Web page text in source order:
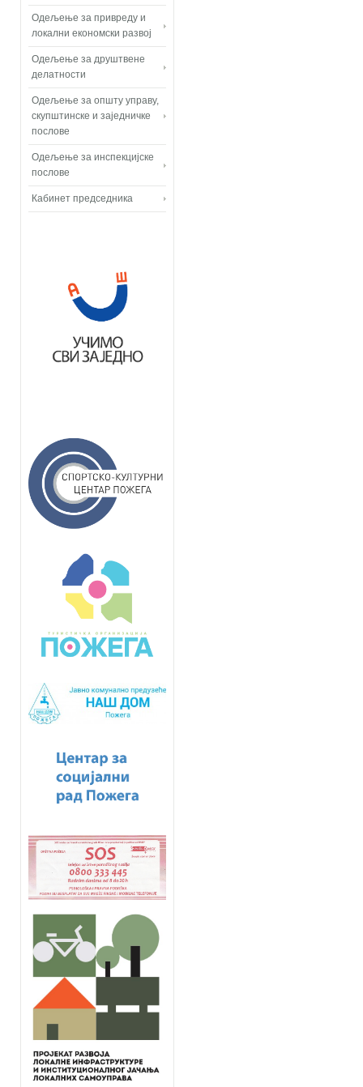
Одељење за привреду и
локални економски развој
Одељење за друштвене
делатности
Одељење за општу управу,
скупштинске и заједничке
послове
Одељење за инспекцијске
послове
Кабинет председника